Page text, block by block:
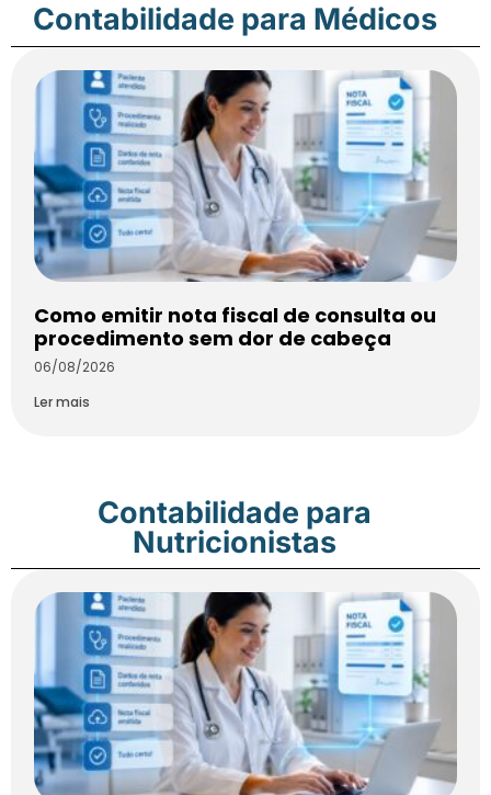
Contabilidade para Médicos
Como emitir nota fiscal de consulta ou
procedimento sem dor de cabeça
06/08/2026
Ler mais
Contabilidade para
Nutricionistas